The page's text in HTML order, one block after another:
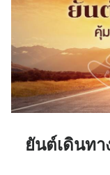
ยันต์เดินทา